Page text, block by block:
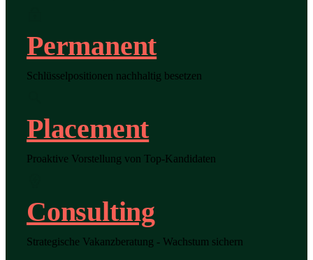
Permanent
Schlüsselpositionen nachhaltig besetzen
Placement
Proaktive Vorstellung von Top-Kandidaten
Consulting
Strategische Vakanzberatung - Wachstum sichern